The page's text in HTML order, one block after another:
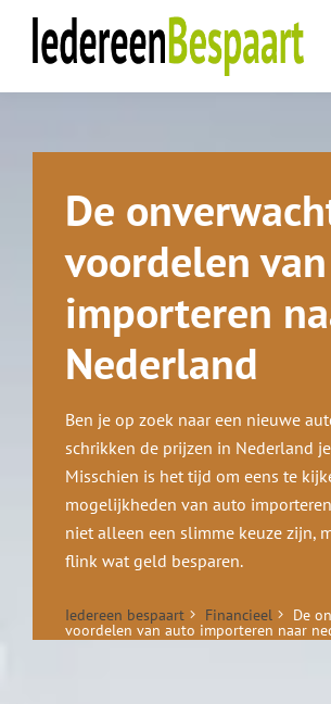
De
voordelen
importeren
Nederland
Ben je op zoek naar een nieuwe
schrikken de prijzen in Nederland
Misschien is het tijd om eens te
mogelijkheden van auto
niet alleen een slimme keuze zijn,
flink wat geld besparen.
Iedereen bespaart Financieel De
voordelen van auto importeren naar